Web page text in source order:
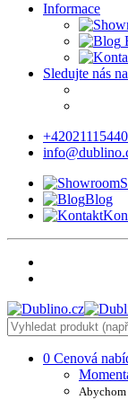
Informace
Sledujte nás
Blog
0 Cenová